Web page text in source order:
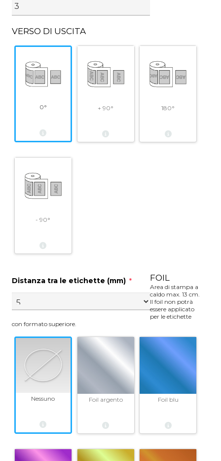
VERSO DI USCITA
0° + 90° 180°
- 90°
Distanza tra le etichette (mm) * FOIL
Area di stampa a
caldo max. 13 cm.
Il foil non potrà
essere applicato
per le etichette
con formato superiore.
Nessuno Foil argento Foil blu